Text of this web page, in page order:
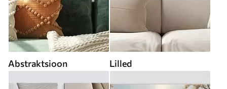
Abstraktsioon Lilled